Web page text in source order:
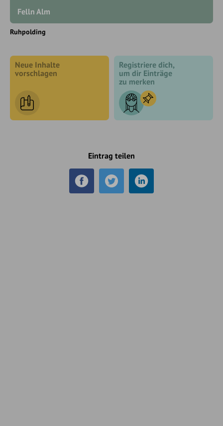
Felln Alm
Ruhpolding
Neue Inhalte
vorschlagen
Registriere dich,
um dir Einträge
zu merken
Eintrag teilen